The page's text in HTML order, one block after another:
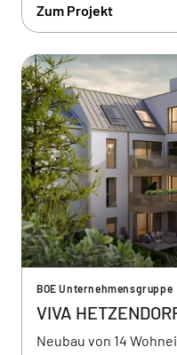
Zum Projekt
BOE Unternehmensgruppe
VIVA
Neubau von 14